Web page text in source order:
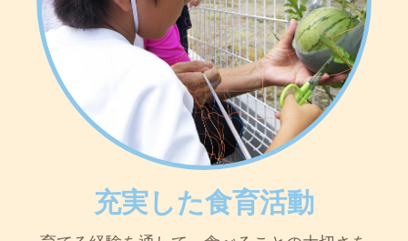
充実した食育活動